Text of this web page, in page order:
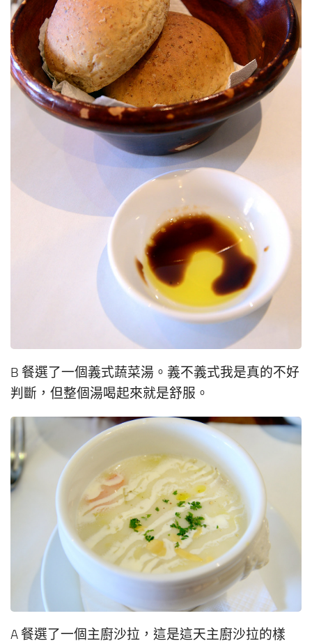
B 餐選了一個義式蔬菜湯。義不義式我是真的不好
判斷，但整個湯喝起來就是舒服。
A 餐選了一個主廚沙拉，這是這天主廚沙拉的樣